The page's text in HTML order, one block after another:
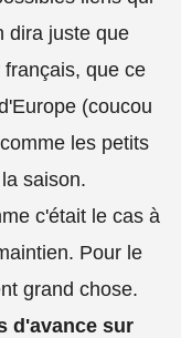
dira juste que
que ce
(coucou
les petits
saison.
c'était le cas à
Pour le
grand chose.
d'avance sur